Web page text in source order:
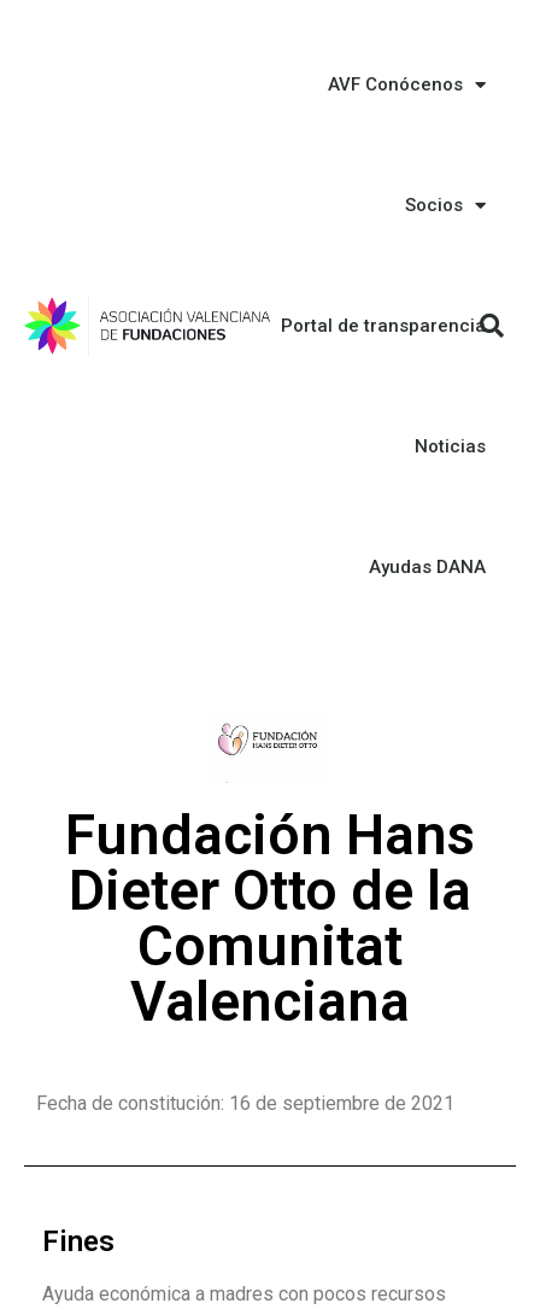
AVF Conócenos
Socios
Portal de transparencia
Noticias
Ayudas DANA
Fundación Hans
Dieter Otto de la
Comunitat
Valenciana
Fecha de constitución: 16 de septiembre de 2021
Fines
Ayuda económica a madres con pocos recursos